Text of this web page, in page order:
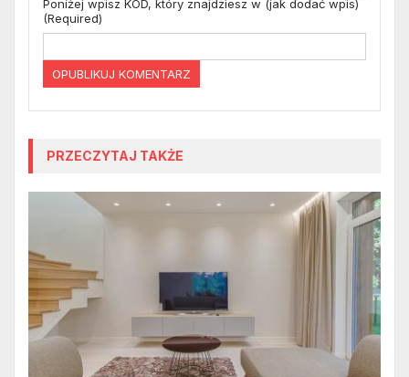
Poniżej wpisz KOD, który znajdziesz w (jak dodać wpis)
(Required)
PRZECZYTAJ TAKŻE